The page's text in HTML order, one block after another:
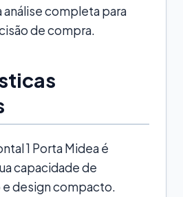
completa para
de compra.
1 Porta Midea é
capacidade de
design compacto.